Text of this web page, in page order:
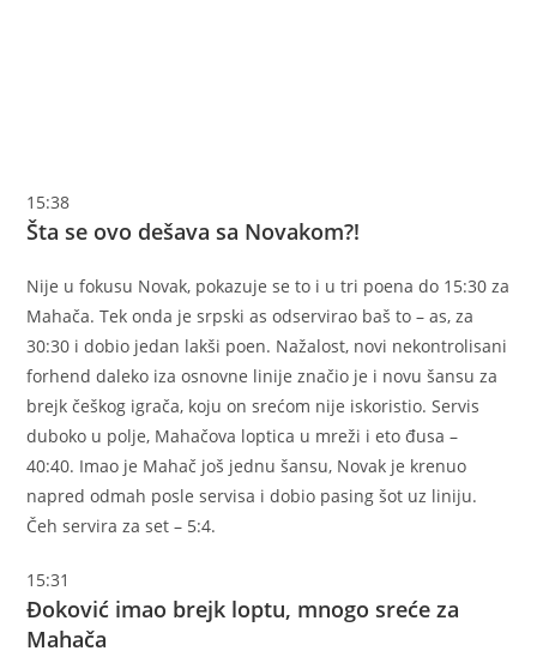
15:38
Šta se ovo dešava sa Novakom?!
Nije u fokusu Novak, pokazuje se to i u tri poena do 15:30 za
Mahača. Tek onda je srpski as odservirao baš to – as, za
30:30 i dobio jedan lakši poen. Nažalost, novi nekontrolisani
forhend daleko iza osnovne linije značio je i novu šansu za
brejk češkog igrača, koju on srećom nije iskoristio. Servis
duboko u polje, Mahačova loptica u mreži i eto đusa –
40:40. Imao je Mahač još jednu šansu, Novak je krenuo
napred odmah posle servisa i dobio pasing šot uz liniju.
Čeh servira za set – 5:4.
15:31
Đoković imao brejk loptu, mnogo sreće za
Mahača